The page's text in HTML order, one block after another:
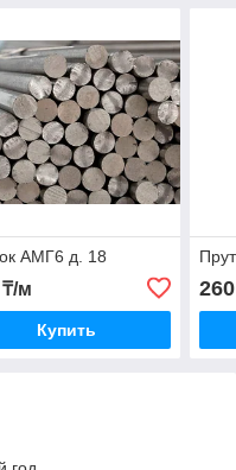
АМГ6 д. 18
м
Купить
260